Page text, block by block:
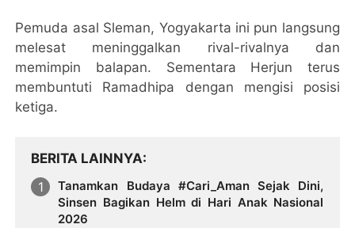
Pemuda asal Sleman, Yogyakarta ini pun langsung
melesat meninggalkan rival-rivalnya dan
memimpin balapan. Sementara Herjun terus
membuntuti Ramadhipa dengan mengisi posisi
ketiga.
BERITA LAINNYA
Tanamkan Budaya #Cari_Aman Sejak Dini,
Sinsen Bagikan Helm di Hari Anak Nasional
2026